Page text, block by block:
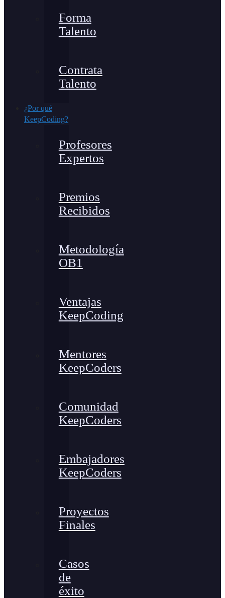
Forma
Talento
Contrata
Talento
¿Por qué
KeepCoding?
Profesores
Expertos
Premios
Recibidos
Metodología
OB1
Ventajas
KeepCoding
Mentores
KeepCoders
Comunidad
KeepCoders
Embajadores
KeepCoders
Proyectos
Finales
Casos
de
éxito